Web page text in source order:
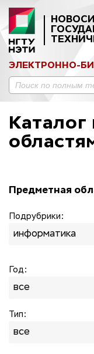
ЭЛЕКТРОННО-
Предметная
Подрубрики:
информатика
Год:
все
Тип:
все